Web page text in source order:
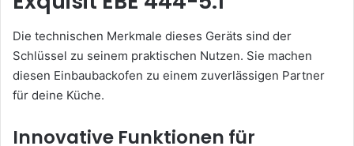
Die technischen Merkmale dieses Geräts sind der
Schlüssel zu seinem praktischen Nutzen. Sie machen
diesen Einbaubackofen zu einem zuverlässigen Partner
für deine Küche.
Innovative Funktionen für